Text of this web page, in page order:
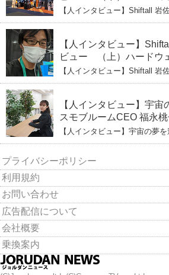
る未来
【人インタビュー】Shiftall
（下）CESへのこだわり VR
【人インタビュー】
ビュー （上）ハードウ
戦 その起業の経緯と
【人インタビュー】Shiftall
（上）ハードウェア開発へあ
【人インタビュー】宇宙
スモブルームCEO 福永
（下）
【人インタビュー】宇宙の夢
ムCEO 福永桃子氏インタビュ
プライバシーポリシー
利用規約
お問い合わせ
広告配信について
会社概要
乗換案内